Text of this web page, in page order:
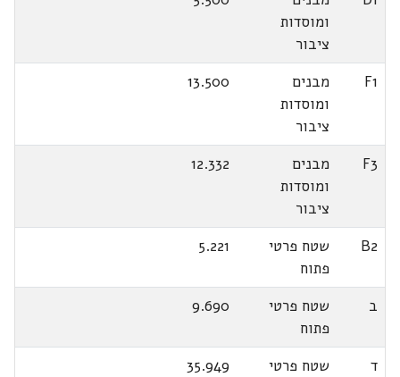
ומוסדות
ציבור
F1
מבנים
ומוסדות
ציבור
13.500
F3
מבנים
ומוסדות
ציבור
12.332
B2
שטח פרטי
פתוח
5.221
ב
שטח פרטי
פתוח
9.690
ד
שטח פרטי
35.949